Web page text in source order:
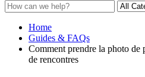
Home
Guides & FAQs
Comment prendre la photo de
de rencontres